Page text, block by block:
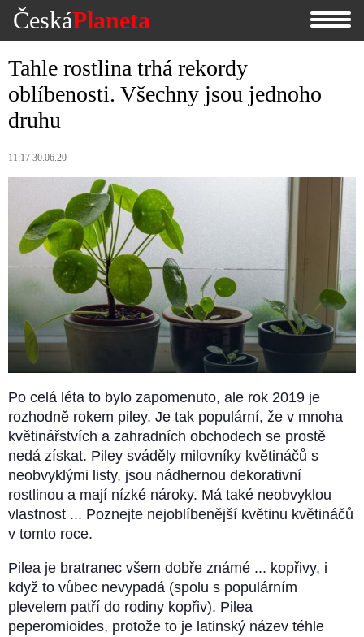
ČeskáPlaneta
Tahle rostlina trhá rekordy
oblíbenosti. Všechny jsou jednoho
druhu
11:17 30.06.20
Po celá léta to bylo zapomenuto, ale rok 2019 je
rozhodně rokem piley. Je tak populární, že v mnoha
květinářstvích a zahradních obchodech se prostě
nedá získat. Piley sváděly milovníky květináčů s
neobvyklými listy, jsou nádhernou dekorativní
rostlinou a mají nízké nároky. Má také neobvyklou
vlastnost ... Poznejte nejoblíbenější květinu květináčů
v tomto roce.
Pilea je bratranec všem dobře známé ... kopřivy, i
když to vůbec nevypadá (spolu s populárním
plevelem patří do rodiny kopřiv). Pilea
peperomioides, protože to je latinský název téhle